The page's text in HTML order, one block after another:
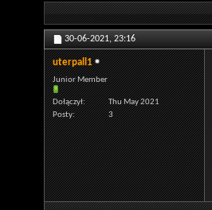
30-06-2021, 23:16
uterpall1
Junior Member
Dołączył
Thu May 2021
Posty
3